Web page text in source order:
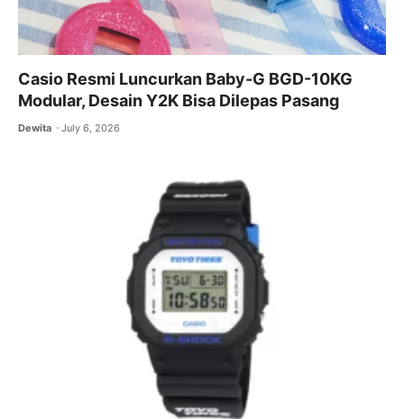
Casio Resmi Luncurkan Baby-G BGD-10KG
Modular, Desain Y2K Bisa Dilepas Pasang
Dewita July 6, 2026